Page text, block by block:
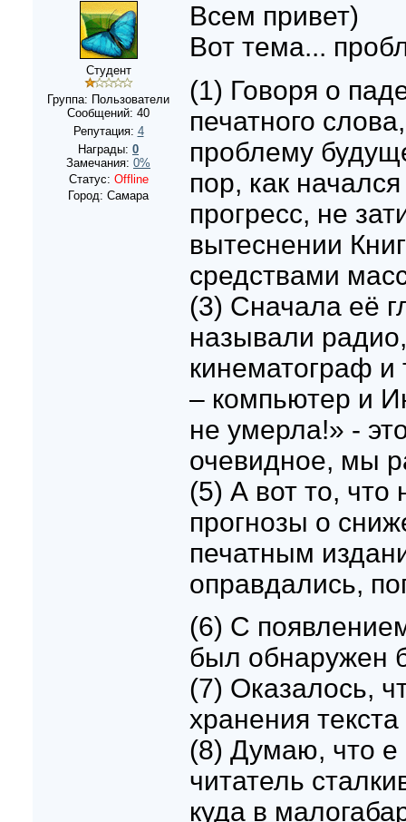
Студент
Группа: Пользователи
Сообщений: 40
Репутация: 4
Награды: 0
Замечания: 0%
Статус: Offline
Город: Самара
Всем привет)
Вот тема...
(1) Говоря о
печатного
проблему
пор, как
прогресс, не
вытеснении
средствами
(3) Сначала её
называли
кинематограф и
– компьютер и
не умерла!» -
очевидное, мы
(5) А вот то,
прогнозы о
печатным
оправдались,
(6) С
был обнаружен
(7) Оказалось,
хранения
(8) Думаю, что
читатель
куда в